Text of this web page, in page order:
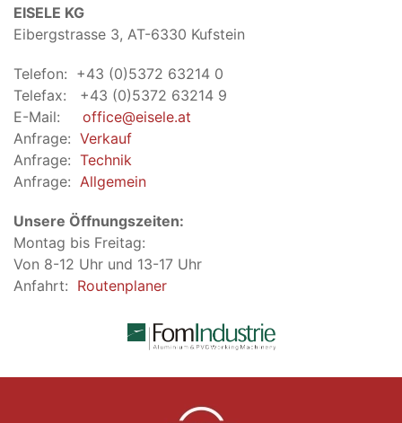
EISELE KG
Eibergstrasse 3, AT-6330 Kufstein
Telefon: +43 (0)5372 63214 0
Telefax: +43 (0)5372 63214 9
E-Mail: office@eisele.at
Anfrage: Verkauf
Anfrage: Technik
Anfrage: Allgemein
Unsere Öffnungszeiten:
Montag bis Freitag:
Von 8-12 Uhr und 13-17 Uhr
Anfahrt: Routenplaner